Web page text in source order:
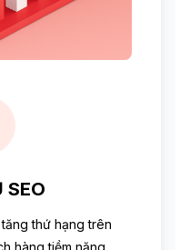
SEO
thứ hạng trên